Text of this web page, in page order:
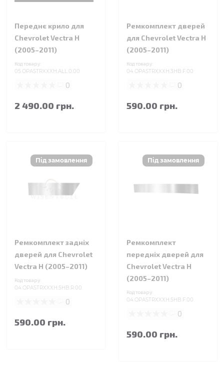
Переднє крило для
Chevrolet Vectra H
(2005–2011)
Код товару:
05.OPASTRXXXH.ALL.0.00
0
2 490.00 грн.
Ремкомплект дверей
для Chevrolet Vectra H
(2005–2011)
Код товару:
04.OPASTRXXXH.3HB.F.00
0
590.00 грн.
Ремкомплект задніх
дверей для Chevrolet
Vectra H (2005–2011)
Код товару:
04.OPASTRXXXH.5HB.R.00
0
590.00 грн.
Ремкомплект
передніх дверей для
Chevrolet Vectra H
(2005–2011)
Код товару:
04.OPASTRXXXH.5HB.F.00
0
590.00 грн.